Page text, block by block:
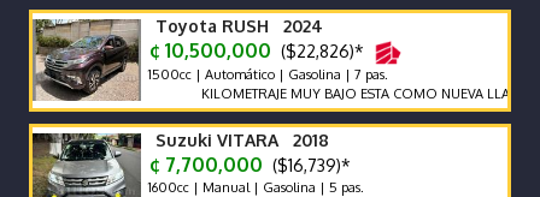
Toyota RUSH 2024
¢ 10,500,000 ($22,826)*
1500cc | Automático | Gasolina | 7 pas.
KILOMETRAJE MUY BAJO ESTA COMO NUEVA LLAME Y
Suzuki VITARA 2018
¢ 7,700,000 ($16,739)*
1600cc | Manual | Gasolina | 5 pas.